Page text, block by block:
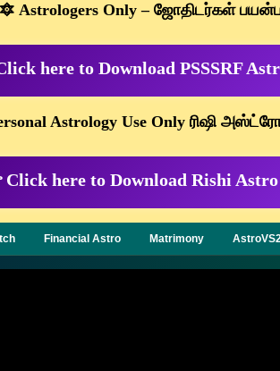
🔯 Astrologers Only – ஜோதிடர்கள்
here to Download PSSSRF
Astrology Use Only ரிஷி
Click here to Download Rishi
Financial Astro Matrimony